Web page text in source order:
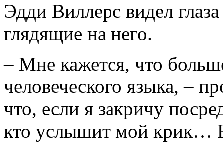
Эдди Виллерс видел
глядящие на него.
– Мне кажется, что
человеческого языка, –
что, если я закричу
кто услышит мой крик…